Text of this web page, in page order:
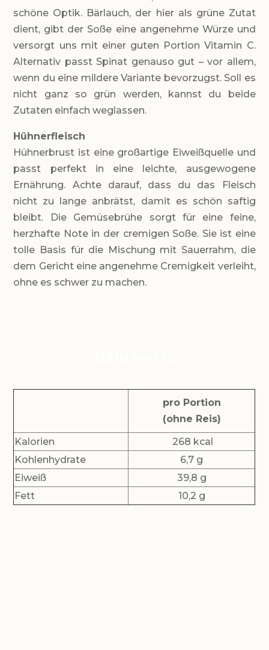
schöne Optik. Bärlauch, der hier als grüne Zutat
dient, gibt der Soße eine angenehme Würze und
versorgt uns mit einer guten Portion Vitamin C.
Alternativ passt Spinat genauso gut – vor allem,
wenn du eine mildere Variante bevorzugst. Soll es
nicht ganz so grün werden, kannst du beide
Zutaten einfach weglassen.
Hühnerfleisch
Hühnerbrust ist eine großartige Eiweißquelle und
passt perfekt in eine leichte, ausgewogene
Ernährung. Achte darauf, dass du das Fleisch
nicht zu lange anbrätst, damit es schön saftig
bleibt. Die Gemüsebrühe sorgt für eine feine,
herzhafte Note in der cremigen Soße. Sie ist eine
tolle Basis für die Mischung mit Sauerrahm, die
dem Gericht eine angenehme Cremigkeit verleiht,
ohne es schwer zu machen.
pro Portion
(ohne Reis)
Kalorien
268 kcal
Kohlenhydrate
6,7 g
Eiweiß
39,8 g
Fett
10,2 g